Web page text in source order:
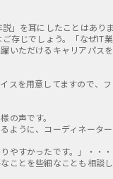
」を耳にしたことはあ
存じでしょう。「なぜ
いただけるキャリアパス
スを用意してますので、
の声です。
ように、コーディネータ
やすかったです。」・・
ことを些細なことも相